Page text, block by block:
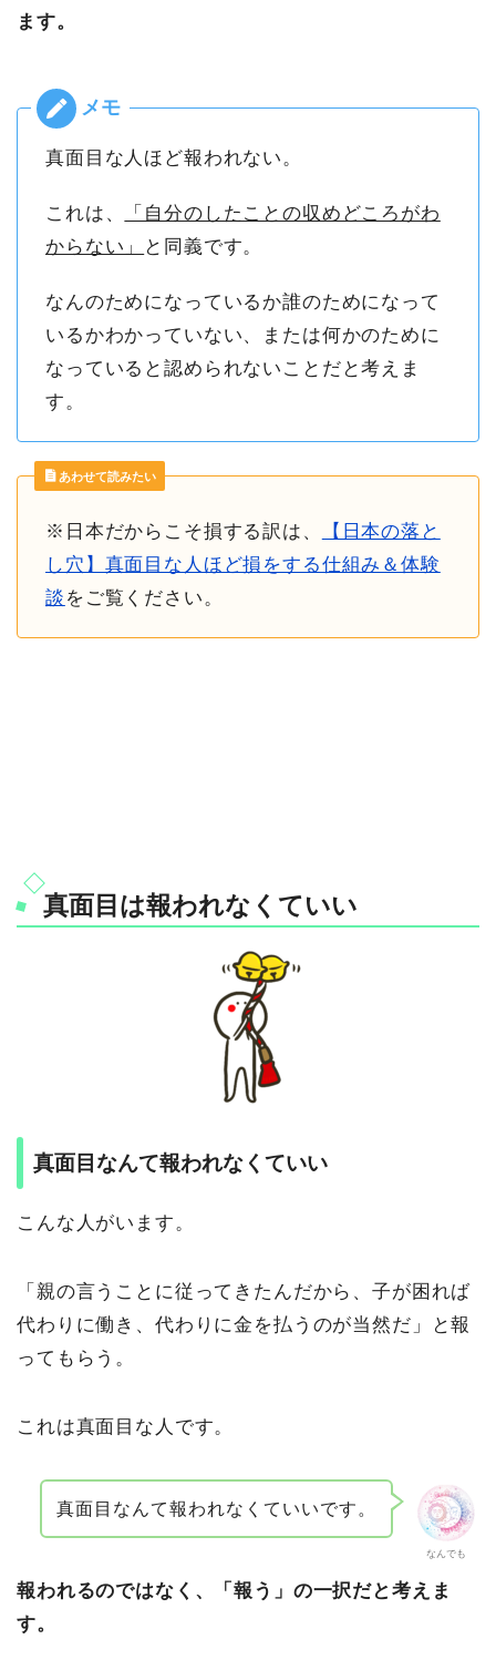
ます。
真面目な人ほど報われない。
これは、
「自分のしたことの収めどころがわ
からない」
と同義です。
なんのためになっているか誰のためになって
いるかわかっていない、または何かのために
なっていると認められないことだと考えま
す。
あわせて読みたい
※日本だからこそ損する訳は、
【日本の落と
し穴】真面目な人ほど損をする仕組み＆体験
談 をご覧ください。
真面目は報われなくていい
真面目なんて報われなくていい
こんな人がいます。
「親の言うことに従ってきたんだから、子が困れば
代わりに働き、代わりに金を払うのが当然だ」と報
ってもらう。
これは真面目な人です。
なんでも
真面目なんて報われなくていいです。
報われるのではなく、「報う」の一択だと考えま
す。